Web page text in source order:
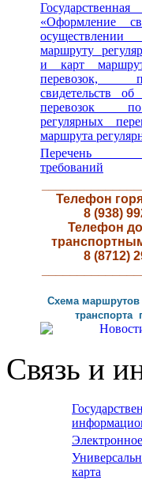
«Оформление
осуществлении
маршруту
и карт
перевозок,
свидетельств об
перевозок
регулярных
маршрута
Перечень
требований
Телефон
8 (938)
Телефон
8 (8712)
Схема маршрутов
транспорта г
Связь и
карта